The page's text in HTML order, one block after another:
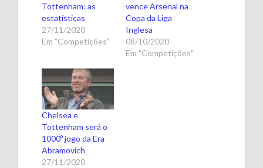
Tottenham: as
estatísticas
27/11/2020
Em "Competições"
vence Arsenal na
Copa da Liga
Inglesa
08/10/2020
Em "Competições"
Chelsea e
Tottenham será o
1000º jogo da Era
Abramovich
27/11/2020